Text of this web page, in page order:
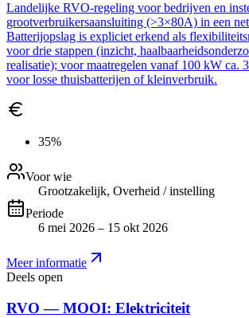
Landelijke RVO-regeling voor bedrijven en
grootverbruikersaansluiting (>3×80A) in een
Batterijopslag is expliciet erkend als
voor drie stappen (inzicht,
realisatie); voor maatregelen vanaf 100 kW ca.
voor losse thuisbatterijen of kleinverbruik.
35%
Voor wie
Grootzakelijk, Overheid / instelling
Periode
6 mei 2026 – 15 okt 2026
Meer informatie
Deels open
RVO — MOOI: Elektriciteit